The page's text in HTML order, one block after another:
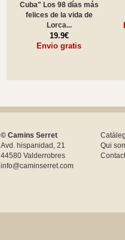
Cuba" Los 98 días más
felices de la vida de
Lorca...
19.9€
Envio gratis
© Camins Serret
Avd. hispanidad, 21
44580 Valderrobres
info@caminserret.com
Qui